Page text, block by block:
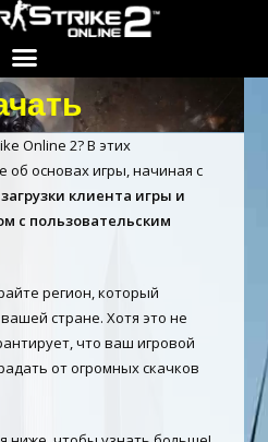
Online 2? В этих
об основах игры, начиная с
клиента игры и
с пользовательским
регион, который
стране. Хотя это не
что ваш игровой
от огромных скачков